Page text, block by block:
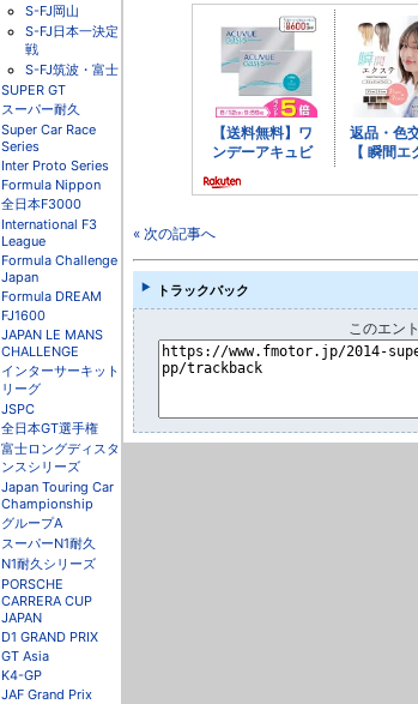
S-FJ岡山
S-FJ日本一決定
戦
S-FJ筑波・富士
SUPER GT
スーパー耐久
Super Car Race
Series
Inter Proto Series
Formula Nippon
全日本F3000
International F3
League
Formula Challenge
Japan
Formula DREAM
FJ1600
JAPAN LE MANS
CHALLENGE
インターサーキット
リーグ
JSPC
全日本GT選手権
富士ロングディスタ
ンスシリーズ
Japan Touring Car
Championship
グループA
スーパーN1耐久
N1耐久シリーズ
PORSCHE
CARRERA CUP
JAPAN
D1 GRAND PRIX
GT Asia
K4-GP
JAF Grand Prix
« 次の記事へ
トラックバック
このエン